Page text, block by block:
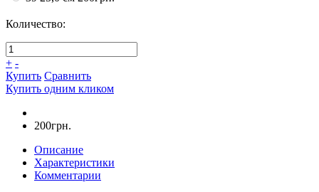
Количество:
+ -
Купить Сравнить
Купить одним кликом
200грн.
Описание
Характеристики
Комментарии